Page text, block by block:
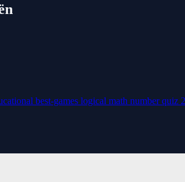
best-games logical math numberquiz